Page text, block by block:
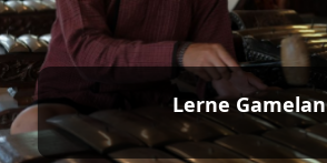
Lerne Gamelan